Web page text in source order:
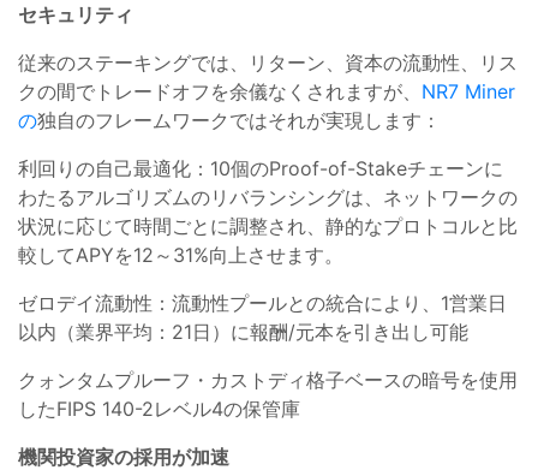
セキュリティ
従来のステーキングでは、リターン、資本の流動性、リス
クの間でトレードオフを余儀なくされますが、 NR7 Miner
の独自のフレームワークではそれが実現します：
利回りの自己最適化：10個のProof-of-Stakeチェーンに
わたるアルゴリズムのリバランシングは、ネットワークの
状況に応じて時間ごとに調整され、静的なプロトコルと比
較してAPYを12～31%向上させます。
ゼロデイ流動性：流動性プールとの統合により、1営業日
以内（業界平均：21日）に報酬/元本を引き出し可能
クォンタムプルーフ・カストディ格子ベースの暗号を使用
したFIPS 140-2レベル4の保管庫
機関投資家の採用が加速